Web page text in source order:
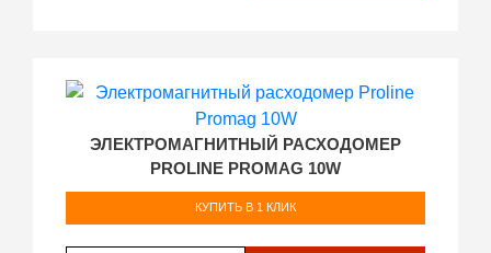
ЭЛЕКТРОМАГНИТНЫЙ РАСХОДОМЕР
PROLINE PROMAG 10W
КУПИТЬ В 1 КЛИК